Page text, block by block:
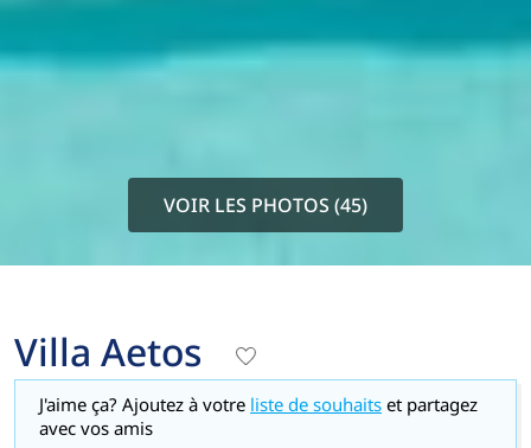
VOIR LES PHOTOS (45)
Villa Aetos
J'aime ça? Ajoutez à votre liste de souhaits et partagez
avec vos amis